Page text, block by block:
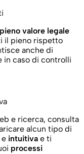
pieno valore legale
il pieno rispetto
anche di
in caso di controlli
e ricerca, consulta
alcun tipo di
e intuitiva e ti
processi